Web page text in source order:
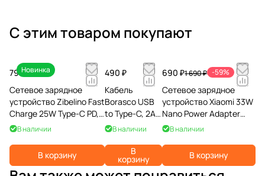
С этим товаром покупают
Новинка
790 ₽
Сетевое зарядное
устройство Zibelino Fast
Charge 25W Type-C PD,
белый
В наличии
В корзину
490 ₽
Кабель
Borasco USB
to Type-C, 2A,
1м, белый
В наличии
В
корзину
690 ₽1 690 ₽ -59%
Сетевое зарядное
устройство Xiaomi 33W
Nano Power Adapter
(Type-C)
В наличии
В корзину